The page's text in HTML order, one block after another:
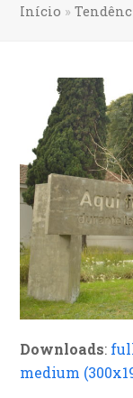
Início »
Downloads:
medium